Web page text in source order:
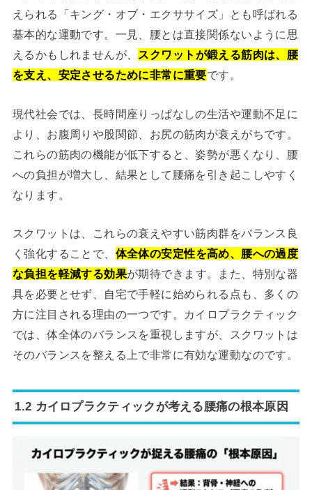
えられる「キング・オブ・エクササイズ」とも呼ばれる
基本的な運動です。一見、腰とは直接関係ないように思
えるかもしれませんが、 スクワットが鍛える筋肉は、腰
を支え、安定させるために非常に重要です。
現代社会では、長時間座りっぱなしの生活や運動不足に
より、お腹周りや股関節、お尻の筋肉が衰えがちです。
これらの筋肉の機能が低下すると、姿勢が悪くなり、腰
への負担が増大し、結果として腰痛を引き起こしやすく
なります。
スクワットは、これらの衰えやすい筋肉群をバランス良
く強化することで、 体全体の安定性を高め、腰への過度
な負担を軽減する効果が期待できます。また、特別な器
具を必要とせず、自宅で手軽に始められる点も、多くの
方に注目される理由の一つです。カイロプラクティック
では、体全体のバランスを重視しますが、スクワットは
そのバランスを整える上で非常に有効な運動なのです。
1.2 カイロプラクティックが考える腰痛の根本原因